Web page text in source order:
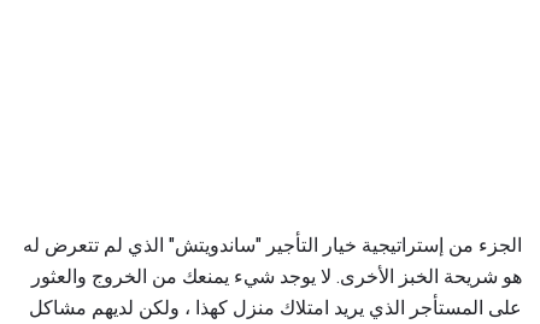
الجزء من إستراتيجية خيار التأجير "ساندويتش" الذي لم تتعرض له
هو شريحة الخبز الأخرى. لا يوجد شيء يمنعك من الخروج والعثور
على المستأجر الذي يريد امتلاك منزل كهذا ، ولكن لديهم مشاكل